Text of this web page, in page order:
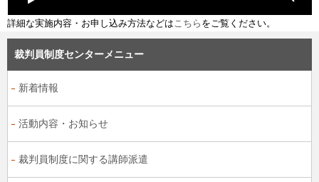
詳細な実施内容・お申し込み方法などはこちら をご覧ください。
裁判員制度センターメニュー
新着情報
活動内容・お知らせ
裁判員制度に関する講師派遣